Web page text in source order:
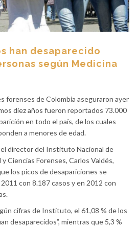
han desaparecido
según Medicina
forenses de Colombia aseguraron ayer
diez años fueron reportados 73.000
en todo el país, de los cuales
a menores de edad.
director del Instituto Nacional de
Ciencias Forenses, Carlos Valdés,
los picos de desapariciones se
con 8.187 casos y en 2012 con
cifras de Instituto, el 61,08 % de los
desaparecidos”, mientras que 5,3 %